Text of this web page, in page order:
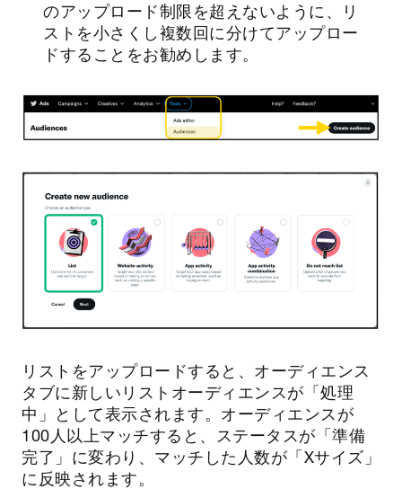
のアップロード制限を超えないように、リ
ストを小さくし複数回に分けてアップロー
ドすることをお勧めします。
リストをアップロードすると、オーディエンス
タブに新しいリストオーディエンスが「処理
中」として表示されます。オーディエンスが
100人以上マッチすると、ステータスが「準備
完了」に変わり、マッチした人数が「Xサイズ」
に反映されます。